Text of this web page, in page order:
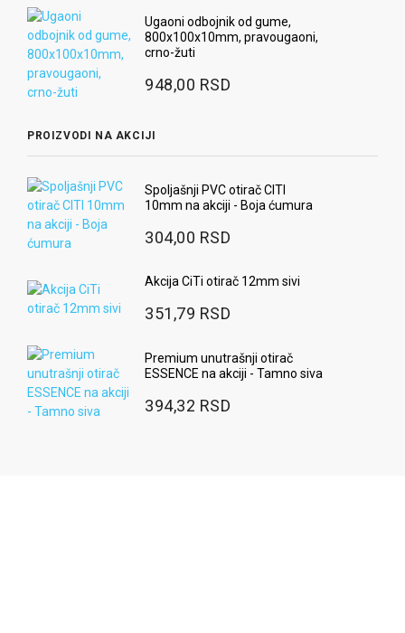
Ugaoni odbojnik od gume,
800x100x10mm, pravougaoni,
crno-žuti
948,00 RSD
PROIZVODI NA AKCIJI
Spoljašnji PVC otirač CITI
10mm na akciji - Boja ćumura
304,00 RSD
Akcija CiTi otirač 12mm sivi
351,79 RSD
Premium unutrašnji otirač
ESSENCE na akciji - Tamno siva
394,32 RSD